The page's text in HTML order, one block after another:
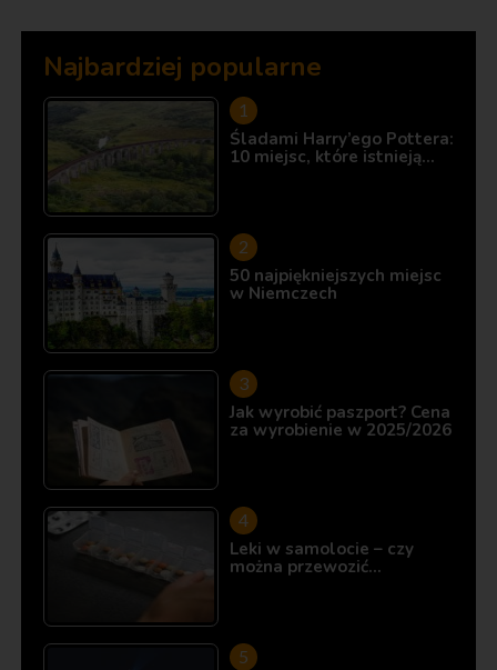
Najbardziej popularne
Śladami Harry’ego Pottera:
10 miejsc, które istnieją…
50 najpiękniejszych miejsc
w Niemczech
Jak wyrobić paszport? Cena
za wyrobienie w 2025/2026
Leki w samolocie – czy
można przewozić…